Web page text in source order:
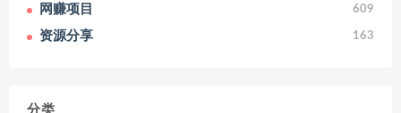
网赚项目 609
资源分享 163
分类